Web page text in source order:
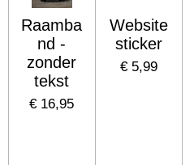
Raamba
nd -
zonder
tekst
€ 16,95
Website
sticker
€ 5,99